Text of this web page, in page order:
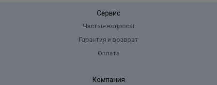
Сервис
Частые вопросы
Гарантия и возврат
Оплата
Компания